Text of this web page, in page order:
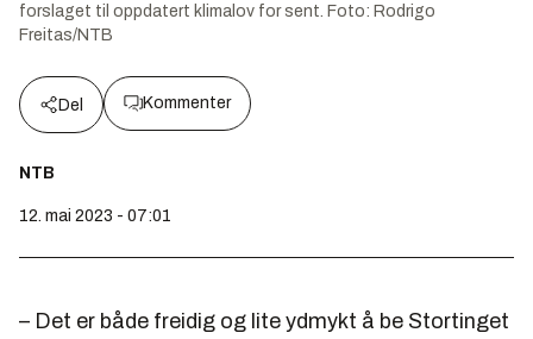
forslaget til oppdatert klimalov for sent. Foto: Rodrigo
Freitas/NTB
Del Kommenter
NTB
12. mai 2023 - 07:01
– Det er både freidig og lite ydmykt å be Stortinget